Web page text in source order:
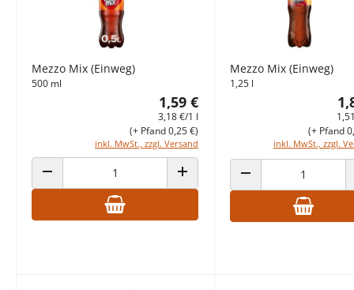
Mezzo Mix (Einweg)
500 ml
1,59 €
3,18 €/1 l
inkl. MwSt., zzgl. Versand
(+ Pfand 0,25 €)
ANZAHL VERRINGERN ANZAHL ERHÖHEN
Mezzo Mix (Einweg)
1,25 l
inkl. MwSt., zzgl.
(+ Pfand
ANZAHL VERRINGERN